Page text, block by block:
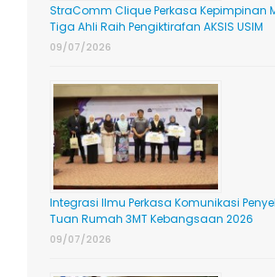
StraComm Clique Perkasa Kepimpinan
Tiga Ahli Raih Pengiktirafan AKSIS USIM
09/07/2026
Integrasi Ilmu Perkasa Komunikasi
Tuan Rumah 3MT Kebangsaan 2026
09/07/2026